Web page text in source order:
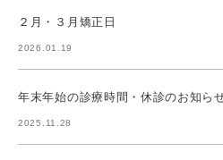
２月・３月矯正日
2026.01.19
年末年始の診療時間・休診のお知ら
2025.11.28